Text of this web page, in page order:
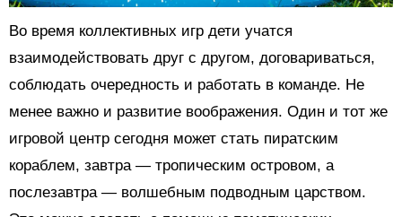
Во время коллективных игр дети учатся
взаимодействовать друг с другом, договариваться,
соблюдать очередность и работать в команде. Не
менее важно и развитие воображения. Один и тот же
игровой центр сегодня может стать пиратским
кораблем, завтра — тропическим островом, а
послезавтра — волшебным подводным царством.